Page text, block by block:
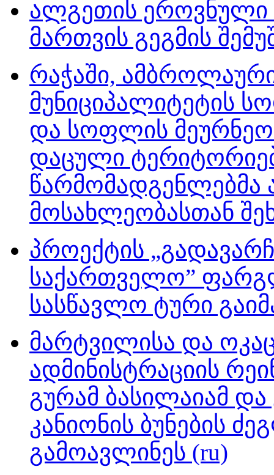
ალგეთის ეროვნული
მართვის გეგმის
რაჭაში,
მუნიციპალიტეტის
და სოფლის
დაცული
მოსახლეობასთან
პროექტის
საქართველო”
სასწავლო ტური
მარტვილისა და
ადმინისტრაციის
გურამ ბასილაიამ
კანიონის ბუნების
გამოავლინეს (ru)